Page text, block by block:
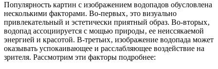
Популярность картин с изображением водопадов обусловлена
несколькими факторами. Во-первых‚ это визуально
привлекательный и эстетически приятный образ. Во-вторых‚
водопад ассоциируется с мощью природы‚ ее неиссякаемой
энергией и красотой. В-третьих‚ изображение водопада может
оказывать успокаивающее и расслабляющее воздействие на
зрителя. Рассмотрим эти факторы подробнее: